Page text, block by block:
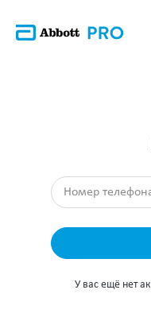
У вас ещё нет